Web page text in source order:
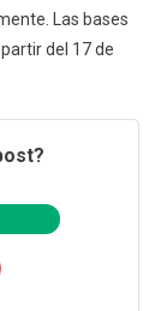
Las bases
del 17 de